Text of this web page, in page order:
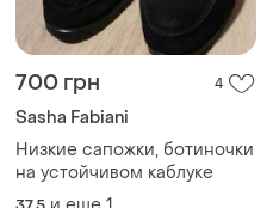
700 грн 4
Sasha Fabiani
Низкие сапожки, ботиночки
на устойчивом каблуке